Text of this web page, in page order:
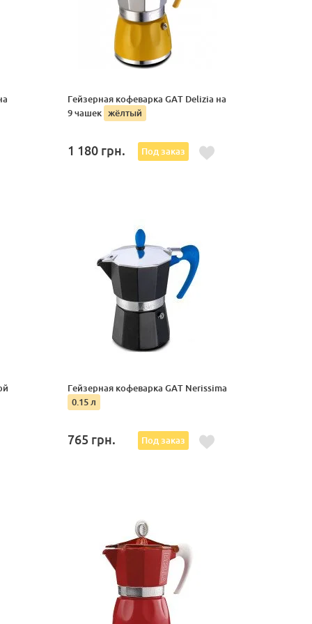
Гейзерная кофеварка GAT Delizia на
9 чашек жёлтый
1 180 грн. Под заказ
Гейзерная кофеварка GAT Nerissima
0.15 л
765 грн. Под заказ